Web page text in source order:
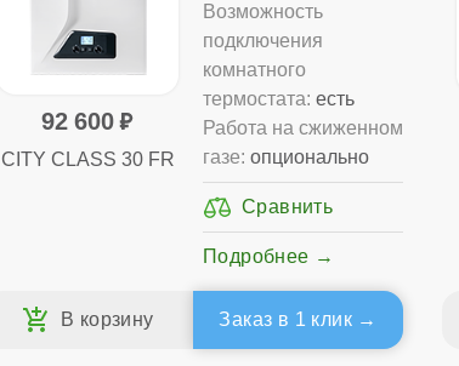
92 600
CITY CLASS 30 FR
Возможность
подключения
комнатного
термостата: есть
Работа на сжиженном
газе: опционально
Подробнее
Заказ в 1 клик